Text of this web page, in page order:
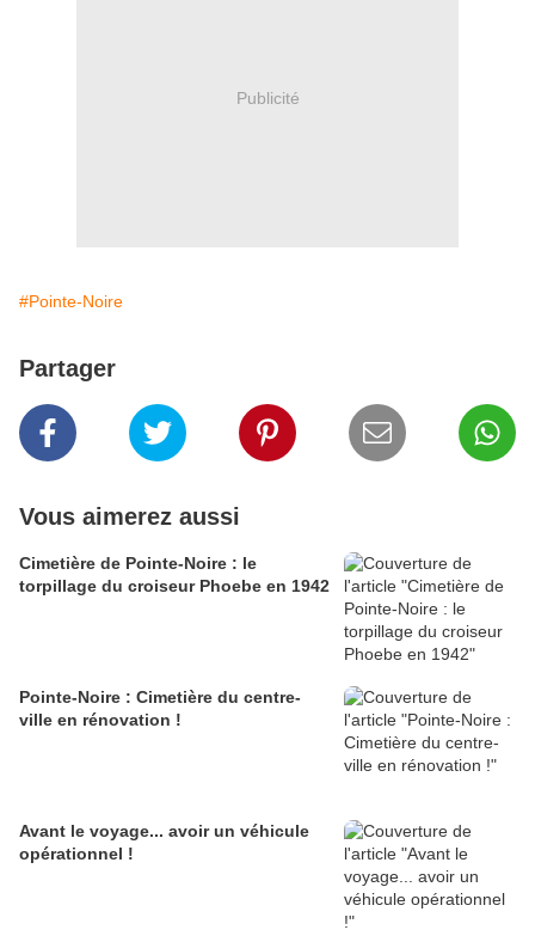
Publicité
#Pointe-Noire
Partager
Vous aimerez aussi
Cimetière de Pointe-Noire : le
torpillage du croiseur Phoebe en 1942
Pointe-Noire : Cimetière du centre-
ville en rénovation !
Avant le voyage... avoir un véhicule
opérationnel !